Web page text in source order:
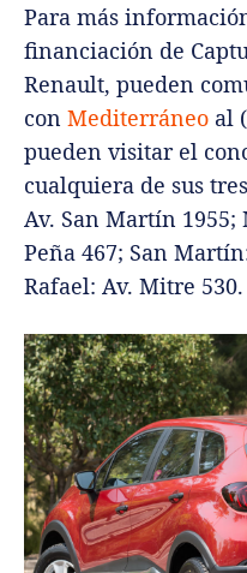
Para más
financiación de
Renault, pueden
con Mediterráneo al
pueden visitar el
cualquiera de sus
Av. San Martín
Peña 467; San
Rafael: Av. Mitre 530.